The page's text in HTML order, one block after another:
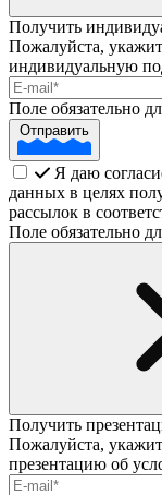
Получить
Пожалуйста,
индивидуальную
Поле обязательно
Отправить
Я даю
данных в целях
рассылок в
Поле обязательно
Получить
Пожалуйста,
презентацию об